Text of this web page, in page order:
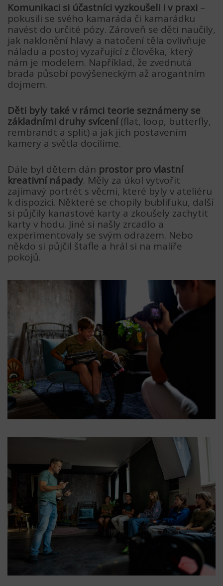
Komunikaci si účastníci vyzkoušeli i v praxi –
pokusili se svého kamaráda či kamarádku
navést do určité pózy. Zároveň se děti naučily,
jak naklonění hlavy a natočení těla ovlivňuje
náladu a postoj vyzařující z člověka, který
nám je modelem. Například, že zvednutá
brada působí povýšeneckým až arogantním
dojmem.
Děti byly také v rámci teorie seznámeny se
základními druhy svícení(flat, loop, butterfly,
rembrandt a split) a jak jich postavením
kamery a světla docílíme.
Dále byl dětem dán prostor pro vlastní
kreativní nápady. Měly za úkol vytvořit
zajímavý portrét s věcmi, které byly v ateliéru
k dispozici. Některé se chopily bublifuku, další
si půjčily kanastové karty a zkoušely zachytit
karty v hodu. Jiné si našly zrcadlo a
experimentovaly se svým odrazem. Nebo
někdo si půjčil štafle a hrál si na malíře
pokojů.